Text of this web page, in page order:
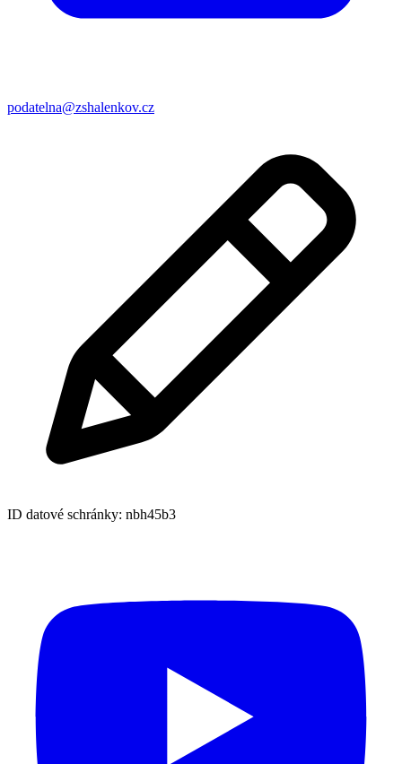
podatelna@zshalenkov.cz
ID datové schránky: nbh45b3